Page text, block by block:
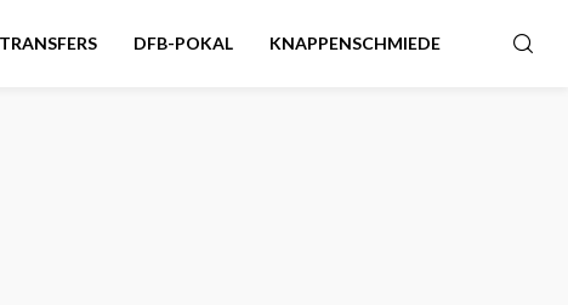
TRANSFERS DFB-POKAL KNAPPENSCHMIEDE